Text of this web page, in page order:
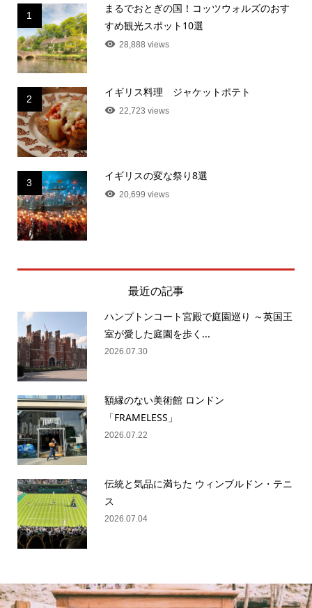
1
まるでおとぎの国！コッツウォルズのおす
すめ観光スポット10選
28,888 views
2
イギリス料理 ジャケットポテト
22,723 views
3
イギリスの変な祭り8選
20,699 views
最近の記事
ハンプトンコート宮殿で庭園巡り ～英国王
室が愛した庭園を歩く...
2026.07.30
額縁のない美術館 ロンドン
「FRAMELESS」
2026.07.22
伝統と気品に満ちた ウィンブルドン・テニ
ス
2026.07.04